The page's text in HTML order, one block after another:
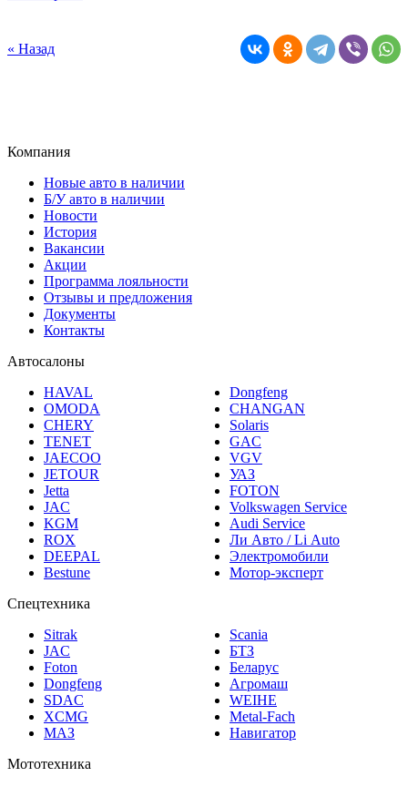
Б/У авто в наличии
Новости
История
Вакансии
Акции
Программа лояльности
Отзывы и предложения
Документы
Контакты
OMODA
CHERY
TENET
JAECOO
JETOUR
Jetta
JAC
KGM
ROX
DEEPAL
Bestune
CHANGAN
Solaris
GAC
VGV
УАЗ
FOTON
Volkswagen Service
Audi Service
Ли Авто / Li Auto
Электромобили
Мотор-эксперт
JAC
Foton
Dongfeng
SDAC
XCMG
МАЗ
БТЗ
Беларус
Агромаш
WEIHE
Metal-Fach
Навигатор